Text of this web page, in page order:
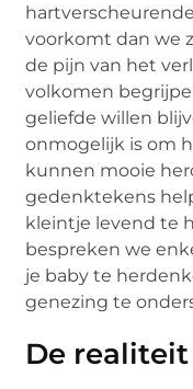
voorkomt dan we
de pijn van het
volkomen
geliefde willen
onmogelijk is om
kunnen mooie
gedenktekens
kleintje levend te
bespreken we
je baby te
genezing te
De